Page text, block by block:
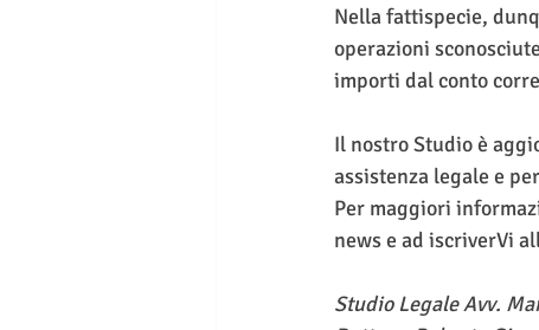
Nella fattispecie,
operazioni
importi dal conto
Il nostro Studio è
assistenza legale e
Per maggiori
news e ad iscriverVi
Studio Legale Avv.